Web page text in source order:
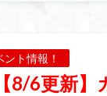
ント情報！
8/6更新